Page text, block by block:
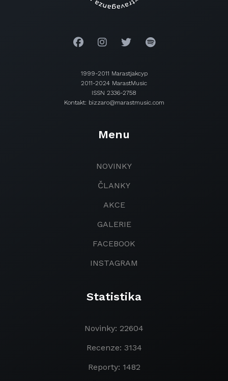
1999-2011 Marastjakcyp
2011-2024 MarastMusic
ISSN 2336-2758
Kontakt: bizzaro@marastmusic.com
Menu
NOVINKY
ČLANKY
AKCE
GALERIE
FACEBOOK
INSTAGRAM
Statistika
Novinky: 22604
Recenze: 3134
Reporty: 1482